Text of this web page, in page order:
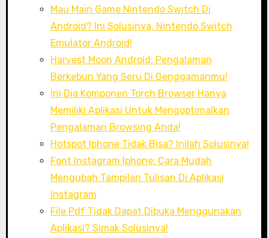
Mau Main Game Nintendo Switch Di
Android? Ini Solusinya, Nintendo Switch
Emulator Android!
Harvest Moon Android: Pengalaman
Berkebun Yang Seru Di Genggamanmu!
Ini Dia Komponen Torch Browser Hanya
Memiliki Aplikasi Untuk Mengoptimalkan
Pengalaman Browsing Anda!
Hotspot Iphone Tidak Bisa? Inilah Solusinya!
Font Instagram Iphone: Cara Mudah
Mengubah Tampilan Tulisan Di Aplikasi
Instagram
File Pdf Tidak Dapat Dibuka Menggunakan
Aplikasi? Simak Solusinya!